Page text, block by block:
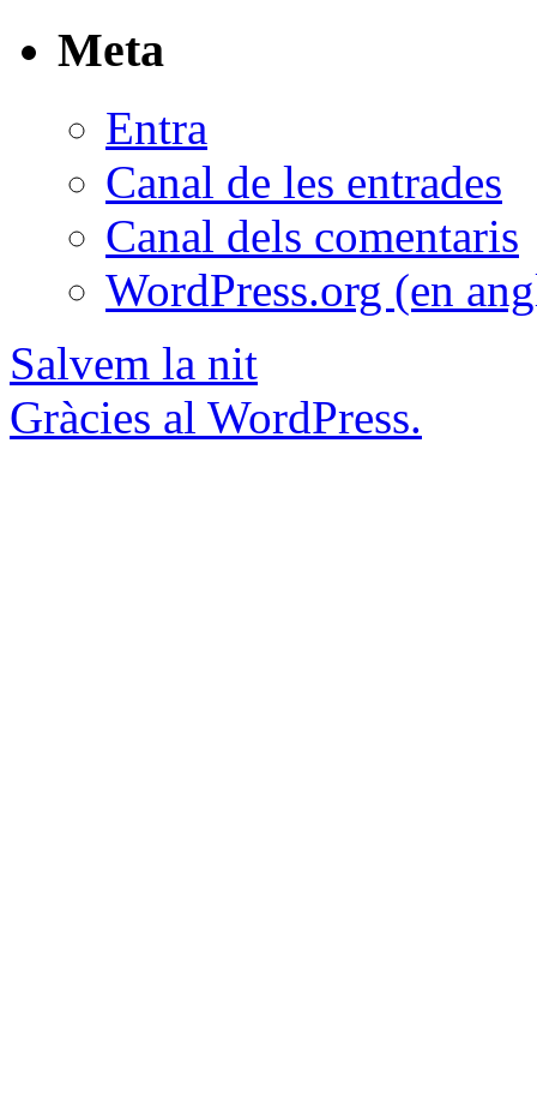
Meta
Entra
Canal de les entrades
Canal dels comentaris
WordPress.org (en
Salvem la nit
Gràcies al WordPress.